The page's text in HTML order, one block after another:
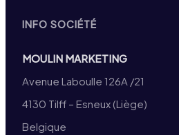
INFO SOCIÉTÉ
MOULIN MARKETING
Avenue Laboulle 126A /21
4130 Tilff – Esneux (Liège)
Belgique